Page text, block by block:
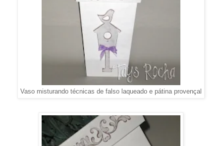
Vaso misturando técnicas de falso laqueado e pátina provençal